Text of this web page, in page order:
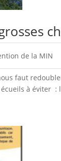
de la MIN
faut
à éviter :